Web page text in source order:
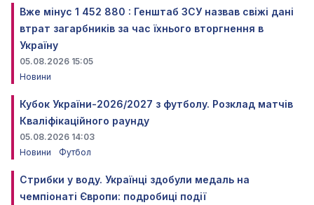
Вже мінус 1 452 880 : Генштаб ЗСУ назвав свіжі дані
втрат загарбників за час їхнього вторгнення в
Україну
05.08.2026 15:05
Новини
Кубок України-2026/2027 з футболу. Розклад матчів
Кваліфікаційного раунду
05.08.2026 14:03
Новини
Футбол
Стрибки у воду. Українці здобули медаль на
чемпіонаті Європи: подробиці події